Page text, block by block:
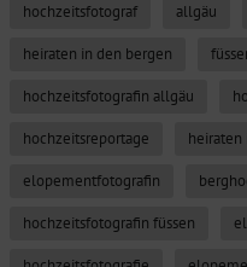
hochzeitsfotograf allgäu
heiraten in den bergen
hochzeitsfotografin allgäu
hochzeitsreportage heiraten
elopementfotografin
hochzeitsfotografin füssen